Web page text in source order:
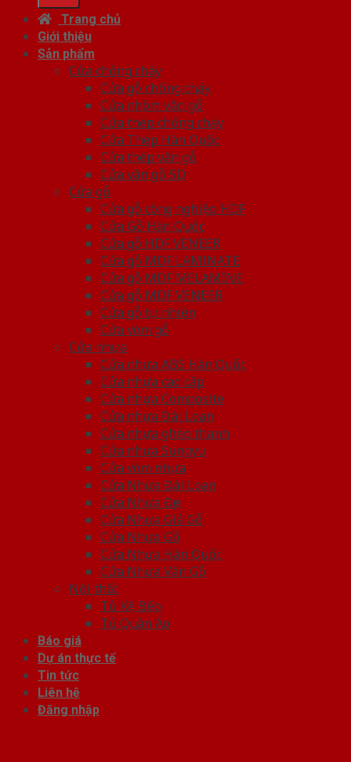
Trang chủ
Giới thiệu
Sản phẩm
Cửa chống cháy
Cửa gỗ chống cháy
Cửa nhôm vân gỗ
Cửa thép chống cháy
Cửa Thép Hàn Quốc
Cửa thép vân gỗ
Cửa vân gỗ 5D
Cửa gỗ
Cửa gỗ công nghiệp HDF
Cửa Gỗ Hàn Quốc
Cửa gỗ HDF VENEER
Cửa gỗ MDF LAMINATE
Cửa gỗ MDF MELAMINE
Cửa gỗ MDF VENEER
Cửa gỗ tự nhiên
Cửa vòm gỗ
Cửa nhựa
Cửa nhựa ABS Hàn Quốc
Cửa nhựa cao cấp
Cửa nhựa Composite
Cửa nhựa Đài Loan
Cửa nhựa ghép thanh
Cửa nhựa Sungyu
Cửa vòm nhựa
Cửa Nhựa Đài Loan
Cửa Nhựa Đẹp
Cửa Nhựa Giả Gỗ
Cửa Nhựa Gỗ
Cửa Nhựa Hàn Quốc
Cửa Nhựa Vân Gỗ
Nội thất
Tủ Kệ Bếp
Tủ Quần Áo
Báo giá
Dự án thực tế
Tin tức
Liên hệ
Đăng nhập